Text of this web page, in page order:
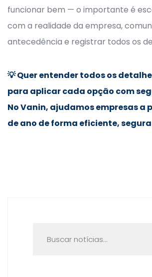
funcionar bem — o importante é
com a realidade da empresa,
antecedência e registrar todos os
💡 Quer entender todos os
para aplicar cada opção com
No Vanin, ajudamos empresas a
de ano de forma eficiente,